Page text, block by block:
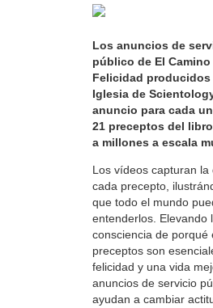
Los anuncios de
público de El Camino
Felicidad producidos
Iglesia de
anuncio para cada
21 preceptos del
a millones a escala
Los vídeos capturan la
cada precepto,
que todo el mundo
entenderlos. Elevando
consciencia de porqué
preceptos son
felicidad y una vida
anuncios de servicio
ayudan a cambiar